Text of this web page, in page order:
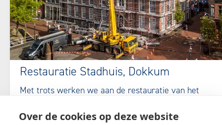
Over de cookies op deze website
Restauratie Stadhuis, Dokkum
Met trots werken we aan de restauratie van het
partners herstellen we dit monument met oog voor